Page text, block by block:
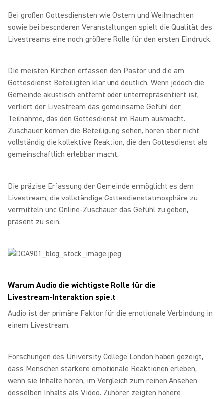
Bei großen Gottesdiensten wie Ostern und Weihnachten
sowie bei besonderen Veranstaltungen spielt die Qualität des
Livestreams eine noch größere Rolle für den ersten Eindruck.
Die meisten Kirchen erfassen den Pastor und die am
Gottesdienst Beteiligten klar und deutlich. Wenn jedoch die
Gemeinde akustisch entfernt oder unterrepräsentiert ist,
verliert der Livestream das gemeinsame Gefühl der
Teilnahme, das den Gottesdienst im Raum ausmacht.
Zuschauer können die Beteiligung sehen, hören aber nicht
vollständig die kollektive Reaktion, die den Gottesdienst als
gemeinschaftlich erlebbar macht.
Die präzise Erfassung der Gemeinde ermöglicht es dem
Livestream, die vollständige Gottesdienstatmosphäre zu
vermitteln und Online‑Zuschauer das Gefühl zu geben,
präsent zu sein.
Warum Audio die wichtigste Rolle für die
Livestream‑Interaktion spielt
Audio ist der primäre Faktor für die emotionale Verbindung in
einem Livestream.
Forschungen des University College London haben gezeigt,
dass Menschen stärkere emotionale Reaktionen erleben,
wenn sie Inhalte hören, im Vergleich zum reinen Ansehen
desselben Inhalts als Video. Zuhörer zeigten höhere